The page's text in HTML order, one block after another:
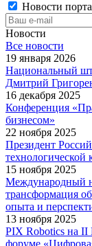
Новости
Новости
Все новости
19 января 2026
Национальный
Дмитрий
16 декабря 2025
Конференция
бизнесом»
22 ноября 2025
Президент
15 ноября 2025
Международный
трансформация
опыта и
13 ноября 2025
PIX Robotics на II